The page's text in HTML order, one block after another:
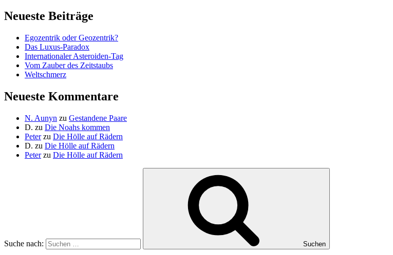
Neueste Beiträge
Egozentrik oder Geozentrik?
Das Luxus-Paradox
Internationaler Asteroiden-Tag
Vom Zauber des Zeitstaubs
Weltschmerz
Neueste Kommentare
N. Aunyn zu Gestandene Paare
D. zu Die Noahs kommen
Peterzu Die Hölle auf Rädern
D. zu Die Hölle auf Rädern
Peterzu Die Hölle auf Rädern
Suche nach: Suchen